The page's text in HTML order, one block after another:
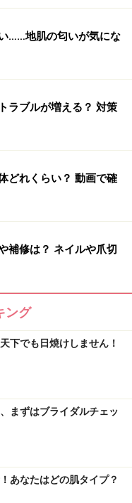
……地肌の匂いが気にな
ラブルが増える？ 対策
どれくらい？ 動画で確
補修は？ ネイルや爪切
ング
下でも日焼けしません！
まずはブライダルチェッ
あなたはどの肌タイプ？